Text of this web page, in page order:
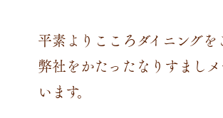
平素よりこころダイニング
弊社をかたったなりすまし
います。